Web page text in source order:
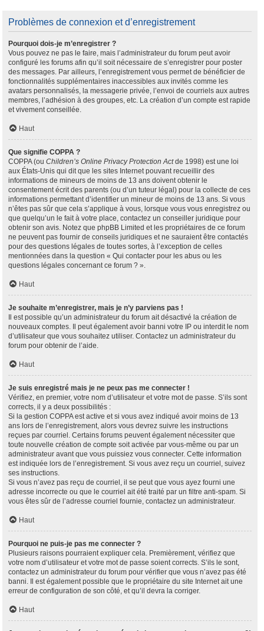
Problèmes de connexion et d’enregistrement
Pourquoi dois-je m’enregistrer ?
Vous pouvez ne pas le faire, mais l’administrateur du forum peut avoir
configuré les forums afin qu’il soit nécessaire de s’enregistrer pour poster
des messages. Par ailleurs, l’enregistrement vous permet de bénéficier de
fonctionnalités supplémentaires inaccessibles aux invités comme les
avatars personnalisés, la messagerie privée, l’envoi de courriels aux autres
membres, l’adhésion à des groupes, etc. La création d’un compte est rapide
et vivement conseillée.
Haut
Que signifie COPPA ?
COPPA (ou Children’s Online Privacy Protection Actde 1998) est une loi
aux États-Unis qui dit que les sites Internet pouvant recueillir des
informations de mineurs de moins de 13 ans doivent obtenir le
consentement écrit des parents (ou d’un tuteur légal) pour la collecte de ces
informations permettant d’identifier un mineur de moins de 13 ans. Si vous
n’êtes pas sûr que cela s’applique à vous, lorsque vous vous enregistrez ou
que quelqu’un le fait à votre place, contactez un conseiller juridique pour
obtenir son avis. Notez que phpBB Limited et les propriétaires de ce forum
ne peuvent pas fournir de conseils juridiques et ne sauraient être contactés
pour des questions légales de toutes sortes, à l’exception de celles
mentionnées dans la question « Qui contacter pour les abus ou les
questions légales concernant ce forum ? ».
Haut
Je souhaite m’enregistrer, mais je n’y parviens pas !
Il est possible qu’un administrateur du forum ait désactivé la création de
nouveaux comptes. Il peut également avoir banni votre IP ou interdit le nom
d’utilisateur que vous souhaitez utiliser. Contactez un administrateur du
forum pour obtenir de l’aide.
Haut
Je suis enregistré mais je ne peux pas me connecter !
Vérifiez, en premier, votre nom d’utilisateur et votre mot de passe. S’ils sont
corrects, il y a deux possibilités :
Si la gestion COPPA est active et si vous avez indiqué avoir moins de 13
ans lors de l’enregistrement, alors vous devrez suivre les instructions
reçues par courriel. Certains forums peuvent également nécessiter que
toute nouvelle création de compte soit activée par vous-même ou par un
administrateur avant que vous puissiez vous connecter. Cette information
est indiquée lors de l’enregistrement. Si vous avez reçu un courriel, suivez
ses instructions.
Si vous n’avez pas reçu de courriel, il se peut que vous ayez fourni une
adresse incorrecte ou que le courriel ait été traité par un filtre anti-spam. Si
vous êtes sûr de l’adresse courriel fournie, contactez un administrateur.
Haut
Pourquoi ne puis-je pas me connecter ?
Plusieurs raisons pourraient expliquer cela. Premièrement, vérifiez que
votre nom d’utilisateur et votre mot de passe soient corrects. S’ils le sont,
contactez un administrateur du forum pour vérifier que vous n’avez pas été
banni. Il est également possible que le propriétaire du site Internet ait une
erreur de configuration de son côté, et qu’il devra la corriger.
Haut